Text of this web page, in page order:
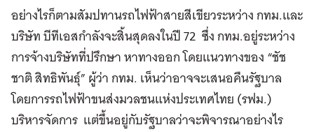
อย่างไรก็ตามสัมปทานรถไฟฟ้าสายสีเขียวระหว่าง กทม.และ
บริษัท บีทีเอสกำลังจะสิ้นสุดลงในปี 72 ซึ่ง กทม.อยู่ระหว่าง
การจ้างบริษัทที่ปรึกษา หาทางออก โดยแนวทางของ “ชัช
ชาติ สิทธิพันธุ์” ผู้ว่า กทม. เห็นว่าอาจจะเสนอคืนรัฐบาล
โดยการรถไฟฟ้าขนส่งมวลชนแห่งประเทศไทย (รฟม.)
บริหารจัดการ แต่ขึ้นอยู่กับรัฐบาลว่าจะพิจารณาอย่างไร